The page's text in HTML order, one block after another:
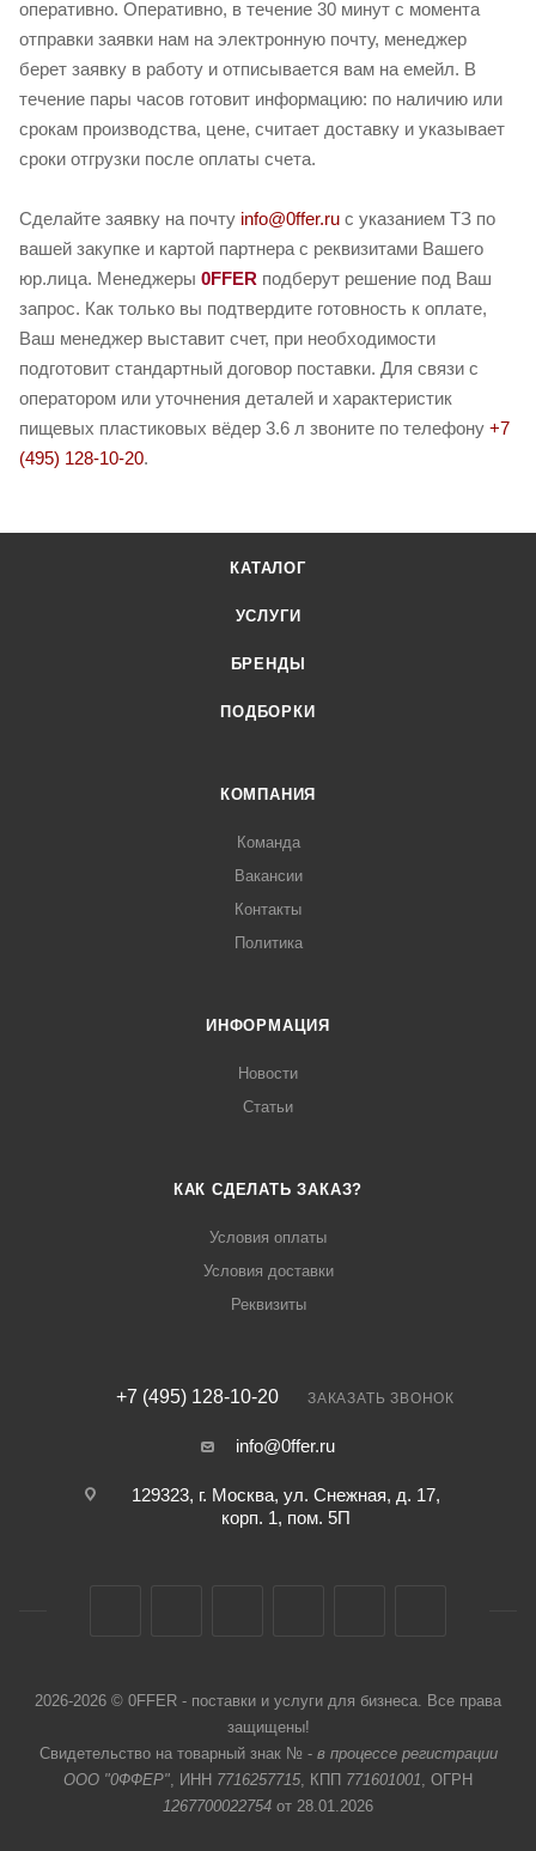
оперативно. Оперативно, в течение 30 минут с момента
отправки заявки нам на электронную почту, менеджер
берет заявку в работу и отписывается вам на емейл. В
течение пары часов готовит информацию: по наличию или
срокам производства, цене, считает доставку и указывает
сроки отгрузки после оплаты счета.
Сделайте заявку на почту info@0ffer.ru с указанием ТЗ по
вашей закупке и картой партнера с реквизитами Вашего
юр.лица. Менеджеры 0FFER подберут решение под Ваш
запрос. Как только вы подтвердите готовность к оплате,
Ваш менеджер выставит счет, при необходимости
подготовит стандартный договор поставки. Для связи с
оператором или уточнения деталей и характеристик
пищевых пластиковых вёдер 3.6 л звоните по телефону +7
(495) 128-10-20.
КАТАЛОГ
УСЛУГИ
БРЕНДЫ
ПОДБОРКИ
КОМПАНИЯ
Команда
Вакансии
Контакты
Политика
ИНФОРМАЦИЯ
Новости
Статьи
КАК СДЕЛАТЬ ЗАКАЗ?
Условия оплаты
Условия доставки
Реквизиты
+7 (495) 128-10-20 ЗАКАЗАТЬ ЗВОНОК
info@0ffer.ru
129323, г. Москва, ул. Снежная, д. 17,
корп. 1, пом. 5П
2026-2026 © 0FFER - поставки и услуги для бизнеса. Все права
защищены!
Свидетельство на товарный знак № - в процессе регистрации
ООО "0ФФЕР", ИНН 7716257715, КПП 771601001, ОГРН
1267700022754 от 28.01.2026